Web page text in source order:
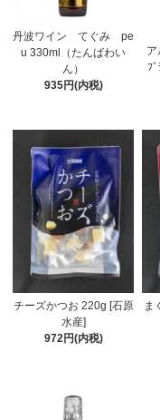
丹波ワイン てぐみ pe
u 330ml（たんばわい
ん）
935円(内税)
ﾌ
チーズかつお 220g [石原
水産]
972円(内税)
ま